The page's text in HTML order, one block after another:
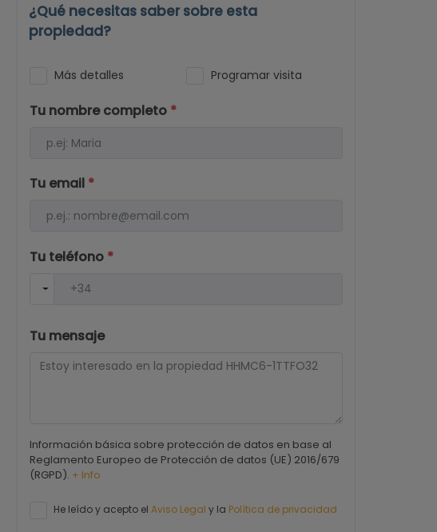
¿Qué necesitas saber sobre esta
propiedad?
Más detalles Programar visita
Tu nombre completo *
Tu email *
Tu teléfono *
Tu mensaje
Información básica sobre protección de datos en base al
Reglamento Europeo de Protección de datos (UE) 2016/679
(RGPD). + Info
He leído y acepto el Aviso Legal y la Política de privacidad